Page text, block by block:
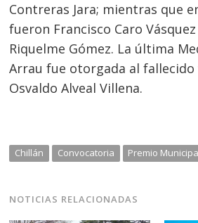
Contreras Jara; mientras que
fueron Francisco Caro
Riquelme Gómez. La última
Arrau fue otorgada al
Osvaldo Alveal Villena.
Chillán Convocatoria Premio
NOTICIAS RELACIONADAS